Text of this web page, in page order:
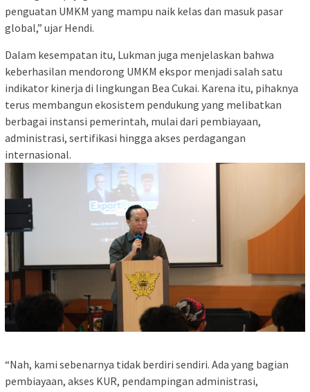
penguatan UMKM yang mampu naik kelas dan masuk pasar
global,” ujar Hendi.
Dalam kesempatan itu, Lukman juga menjelaskan bahwa
keberhasilan mendorong UMKM ekspor menjadi salah satu
indikator kinerja di lingkungan Bea Cukai. Karena itu, pihaknya
terus membangun ekosistem pendukung yang melibatkan
berbagai instansi pemerintah, mulai dari pembiayaan,
administrasi, sertifikasi hingga akses perdagangan
internasional.
“Nah, kami sebenarnya tidak berdiri sendiri. Ada yang bagian
pembiayaan, akses KUR, pendampingan administrasi,